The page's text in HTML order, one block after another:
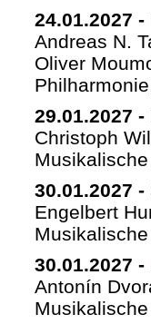
24.01.2027 -
Andreas N.
Oliver
29.01.2027 -
Christoph
30.01.2027 -
Engelbert
30.01.2027 -
Antonín